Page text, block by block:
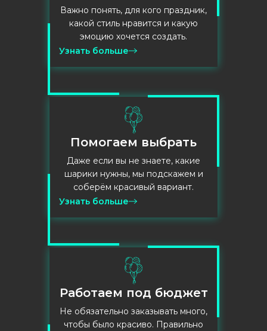
Важно понять, для кого праздник,
какой стиль нравится и какую
эмоцию хочется создать.
Узнать больше
Помогаем выбрать
Даже если вы не знаете, какие
шарики нужны, мы подскажем и
соберём красивый вариант.
Узнать больше
Работаем под бюджет
Не обязательно заказывать много,
чтобы было красиво. Правильно